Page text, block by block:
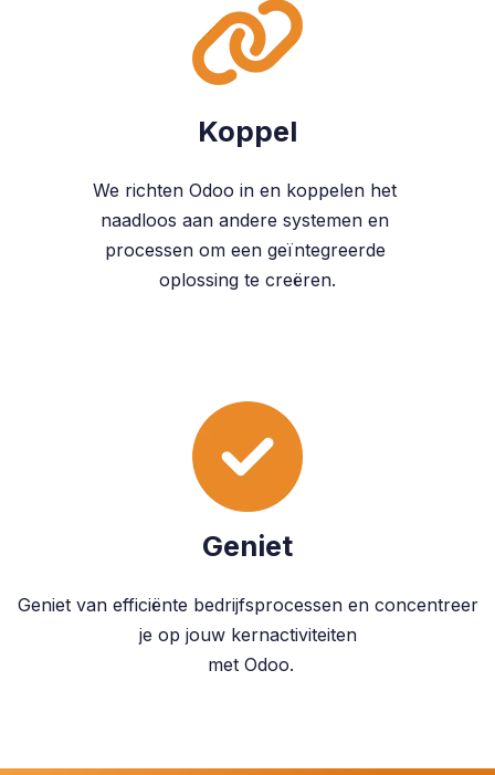
Koppel
We richten Odoo in en koppelen het
naadloos aan andere systemen en
processen om een geïntegreerde
oplossing te creëren.
Geniet
Geniet van efficiënte bedrijfsprocessen en concentreer
je op jouw kernactiviteiten
met Odoo.